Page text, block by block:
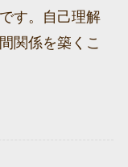
す。自己理解
関係を築くこ